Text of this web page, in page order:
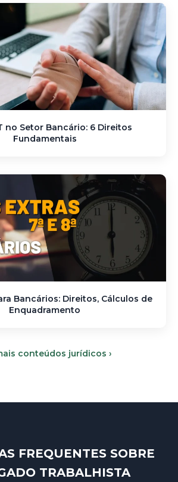
no Setor Bancário: 6 Direitos
Fundamentais
Bancários: Direitos, Cálculos de
Enquadramento
conteúdos jurídicos ›
FREQUENTES SOBRE
TRABALHISTA